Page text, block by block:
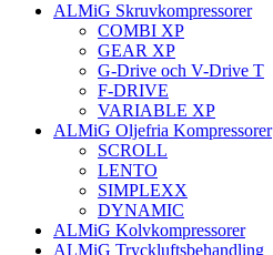
ALMiG Skruvkompressorer
COMBI XP
GEAR XP
G-Drive och V-Drive T
F-DRIVE
VARIABLE XP
ALMiG Oljefria Kompressorer
SCROLL
LENTO
SIMPLEXX
DYNAMIC
ALMiG Kolvkompressorer
ALMiG Tryckluftsbehandling